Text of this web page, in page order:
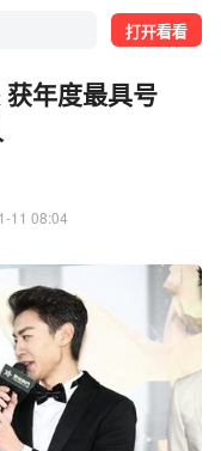
打开看看
年度最具号
11 08:04